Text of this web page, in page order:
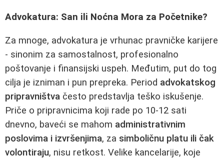
Advokatura: San ili Noćna Mora za Početnike?
Za mnoge, advokatura je vrhunac pravničke karijere
- sinonim za samostalnost, profesionalno
poštovanje i finansijski uspeh. Međutim, put do tog
cilja je izniman i pun prepreka. Period advokatskog
pripravništva često predstavlja teško iskušenje.
Priče o pripravnicima koji rade po 10-12 sati
dnevno, baveći se mahom administrativnim
poslovima i izvršenjima, za simboličnu platu ili čak
volontiraju, nisu retkost. Velike kancelarije, koje